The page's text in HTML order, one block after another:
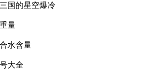
国的星空爆冷
量
水含量
大全